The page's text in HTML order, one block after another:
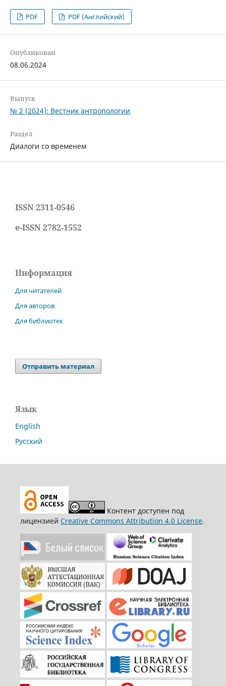
PDF PDF (Английский)
Опубликован
08.06.2024
Выпуск
№ 2 (2024): Вестник антропологии
Раздел
Диалоги со временем
ISSN 2311-0546
e-ISSN 2782-1552
Информация
Для читателей
Для авторов
Для библиотек
Отправить материал
Язык
English
Русский
Контент доступен под
лицензией Creative Commons Attribution 4.0 License.